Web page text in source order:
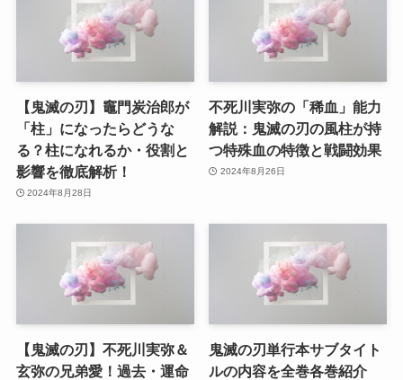
【鬼滅の刃】竈門炭治郎が
「柱」になったらどうな
る？柱になれるか・役割と
影響を徹底解析！
2024年8月28日
不死川実弥の「稀血」能力
解説：鬼滅の刃の風柱が持
つ特殊血の特徴と戦闘効果
2024年8月26日
【鬼滅の刃】不死川実弥＆
玄弥の兄弟愛！過去・運命
鬼滅の刃単行本サブタイト
ルの内容を全巻各巻紹介